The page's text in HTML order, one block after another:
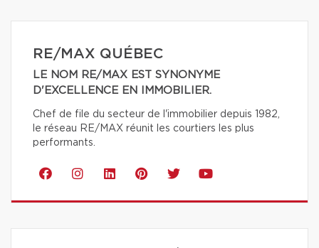
RE/MAX QUÉBEC
LE NOM RE/MAX EST SYNONYME
D'EXCELLENCE EN IMMOBILIER.
Chef de file du secteur de l'immobilier depuis 1982,
le réseau RE/MAX réunit les courtiers les plus
performants.